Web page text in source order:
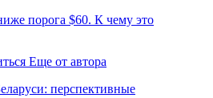
порога $60. К чему это
Еще от автора
перспективные